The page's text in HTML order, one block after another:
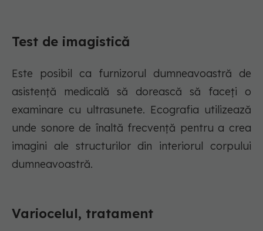
Test de imagistică
Este posibil ca furnizorul dumneavoastră de
asistență medicală să dorească să faceți o
examinare cu ultrasunete. Ecografia utilizează
unde sonore de înaltă frecvență pentru a crea
imagini ale structurilor din interiorul corpului
dumneavoastră.
Variocelul, tratament